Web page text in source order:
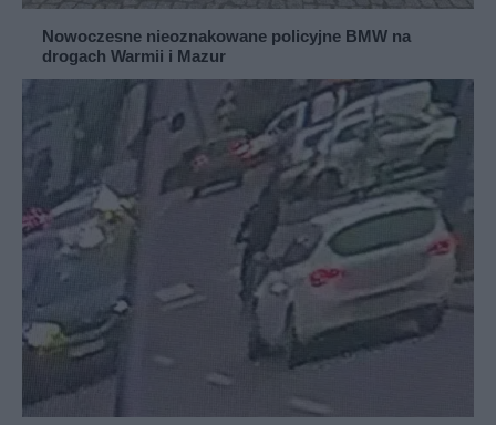
Nowoczesne nieoznakowane policyjne BMW na
drogach Warmii i Mazur